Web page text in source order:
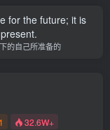
for the future; it is
的自己所准备的
1 32.6W+